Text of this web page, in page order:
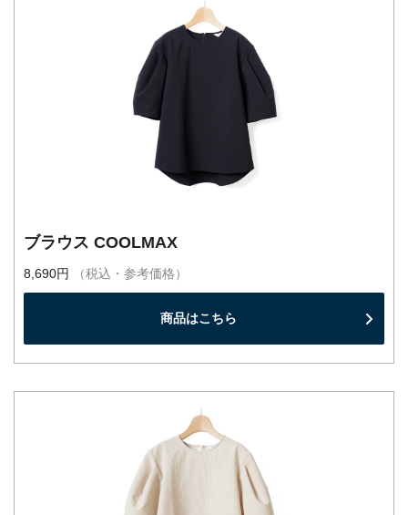
ブラウス COOLMAX
8,690円 （税込・参考価格）
商品はこちら